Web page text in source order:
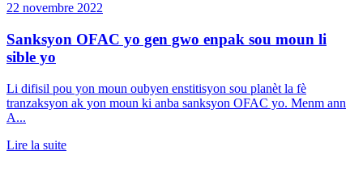
22 novembre 2022
Sanksyon OFAC yo gen gwo enpak sou moun li
sible yo
Li difisil pou yon moun oubyen enstitisyon sou planèt la fè
tranzaksyon ak yon moun ki anba sanksyon OFAC yo. Menm ann
A...
Lire la suite